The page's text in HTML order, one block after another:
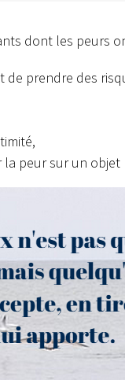
dont les peurs
prendre des
peur sur un objet